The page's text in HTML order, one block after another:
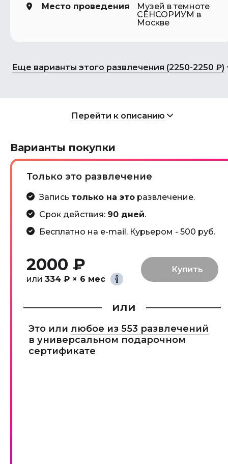
Место проведения
Музей в темноте
СЕНСОРИУМ в
Москве
Еще варианты этого развлечения (2250-2250 ₽)
Перейти к описанию
Варианты покупки
Только это развлечение
Запись только на эторазвлечение.
Срок действия: 90 дней.
Бесплатно на e-mail. Курьером - 500 руб.
2000 ₽
или 334 ₽ × 6 мес
или
Это или любое из 553 развлечений
в универсальном подарочном
сертификате